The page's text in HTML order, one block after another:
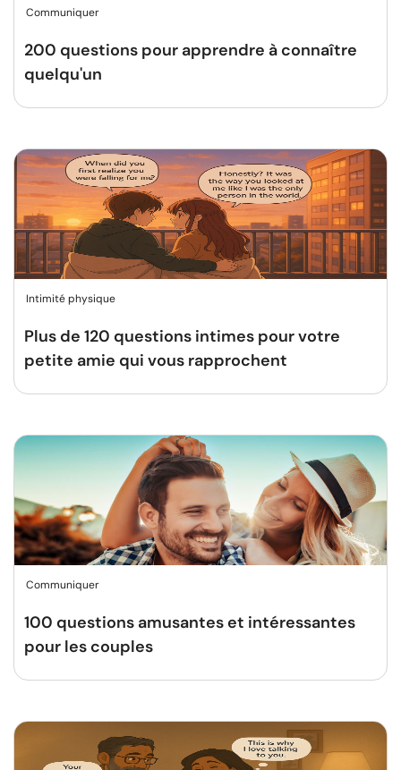
Communiquer
200 questions pour apprendre à connaître
quelqu'un
Intimité physique
Plus de 120 questions intimes pour votre
petite amie qui vous rapprochent
Communiquer
100 questions amusantes et intéressantes
pour les couples